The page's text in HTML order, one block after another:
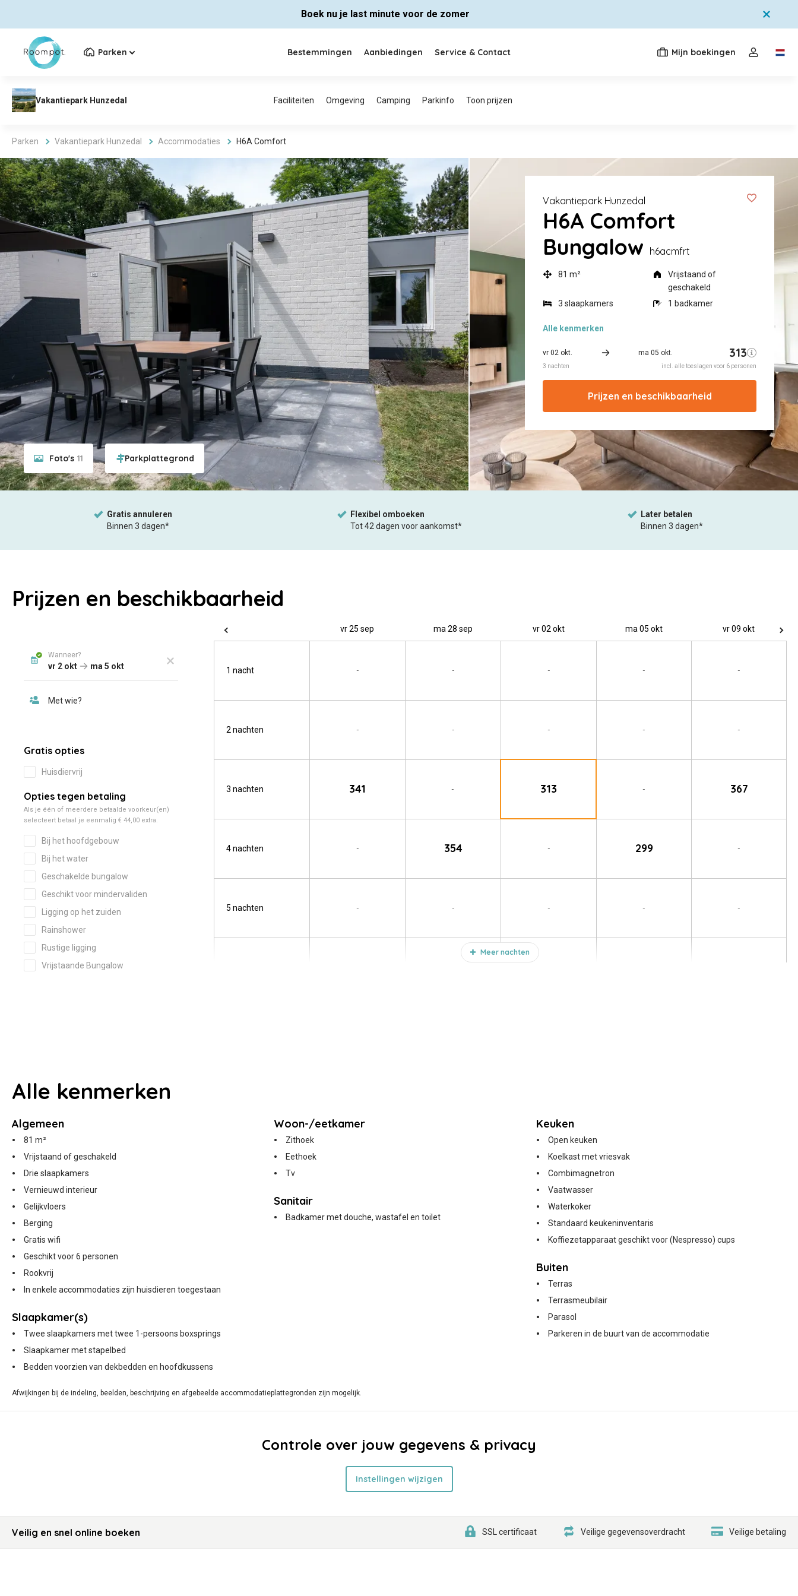
Boek nu je last minute voor de zomer
Parken Bestemmingen Aanbiedingen Service & Contact Mijn boekingen
Open de
Parken Vakantiepark Hunzedal Accommodaties H6A Comfort
Foto's 11
Vakantiepark Hunzedal
H6A Comfort
Bungalow h6acmfrt
81 m²
Vrijstaand of
geschakeld
3 slaapkamers
1 badkamer
Alle kenmerken
Prijzen en beschikbaarheid
Prijzen en beschikbaarheid
Meer nachten
vr 25 sep ma 28 sep vr 02 okt ma 05 okt vr 09 okt
1 nacht - - - - -
2 nachten - - - - -
3 nachten 341 - 313 - 367
4 nachten - 354 - 299 -
5 nachten - - - - -
Alle kenmerken
Algemeen
81 m²
Vrijstaand of geschakeld
Drie slaapkamers
Vernieuwd interieur
Gelijkvloers
Berging
Gratis wifi
Geschikt voor 6 personen
Rookvrij
In enkele accommodaties zijn huisdieren toegestaan
Slaapkamer(s)
Twee slaapkamers met twee 1-persoons boxsprings
Slaapkamer met stapelbed
Bedden voorzien van dekbedden en hoofdkussens
Woon-/eetkamer
Zithoek
Eethoek
Tv
Sanitair
Badkamer met douche, wastafel en toilet
Keuken
Open keuken
Koelkast met vriesvak
Combimagnetron
Vaatwasser
Waterkoker
Standaard keukeninventaris
Koffiezetapparaat geschikt voor (Nespresso) cups
Buiten
Terras
Terrasmeubilair
Parasol
Parkeren in de buurt van de accommodatie
Afwijkingen bij de indeling, beelden, beschrijving en afgebeelde accommodatieplattegronden zijn mogelijk.
Controle over jouw gegevens & privacy
Instellingen wijzigen
Veilig en snel online boeken SSL certificaat Veilige gegevensoverdracht Veilige betaling